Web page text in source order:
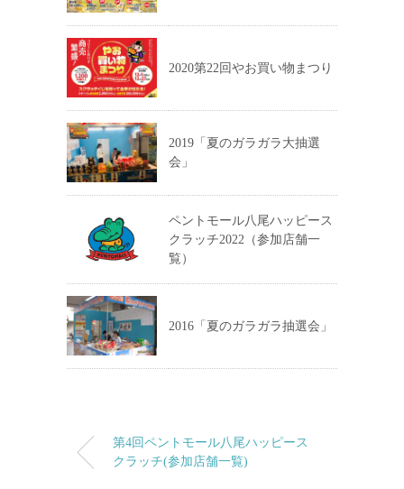
2020第22回やお買い物まつり
2019「夏のガラガラ大抽選
会」
ペントモール八尾ハッピース
クラッチ2022（参加店舗一
覧）
2016「夏のガラガラ抽選会」
第4回ペントモール八尾ハッピース
クラッチ(参加店舗一覧)